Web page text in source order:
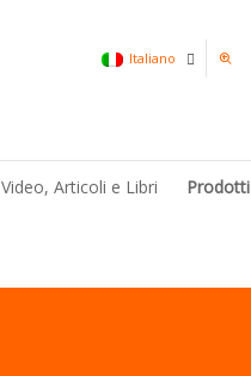
Italiano
Italiano
Video, Articoli e Libri Prodotti